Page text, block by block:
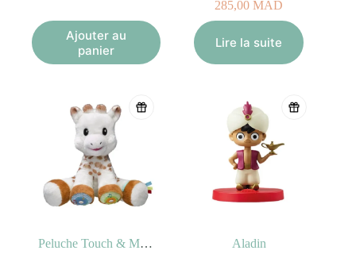
Ajouter au
panier
285,00 MAD
Lire la suite
Peluche Touch & Music Sophie la girafe
Aladin